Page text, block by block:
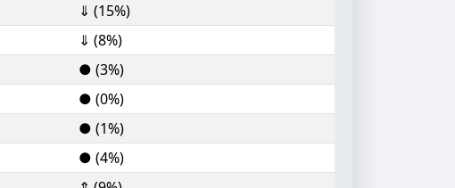
⇓ (15%)
⇓ (8%)
● (3%)
● (0%)
● (1%)
● (4%)